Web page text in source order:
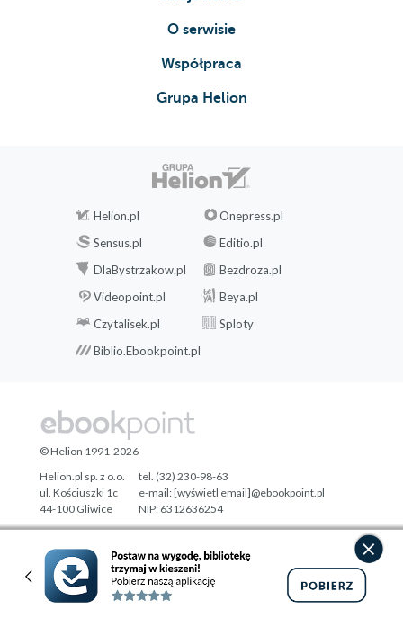
O serwisie
Współpraca
Grupa Helion
Helion.pl
Onepress.pl
Sensus.pl
Editio.pl
DlaBystrzakow.pl
Bezdroza.pl
Videopoint.pl
Beya.pl
Czytalisek.pl
Sploty
Biblio.Ebookpoint.pl
Designed with ♥ byTonik.pl
© Helion 1991-2026
Helion.pl sp. z o.o.
ul. Kościuszki 1c
44-100 Gliwice
tel. (32) 230-98-63
e-mail:[wyświetl email]@ebookpoint.pl
NIP: 6312636254
Regon: 241989027
Pełna wersja strony »